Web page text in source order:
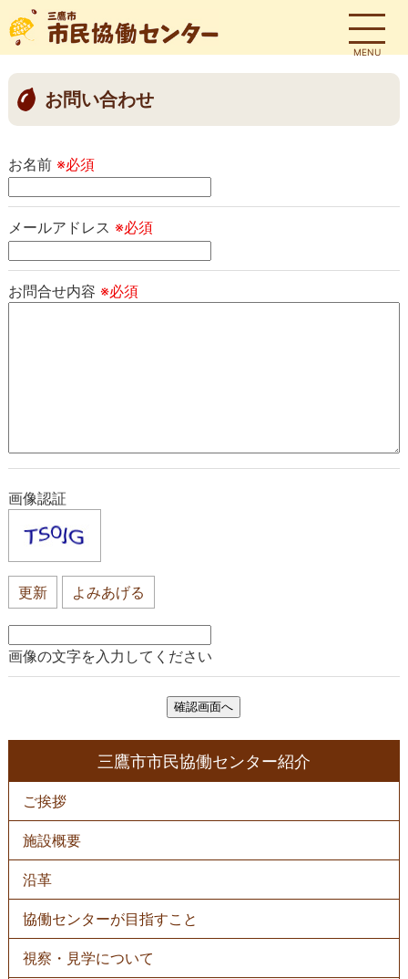
MENU
お問い合わせ
お名前 ※必須
メールアドレス ※必須
お問合せ内容 ※必須
画像認証
更新 よみあげる
画像の文字を入力してください
三鷹市市民協働センター紹介
ご挨拶
施設概要
沿⾰
協働センターが⽬指すこと
視察・⾒学について